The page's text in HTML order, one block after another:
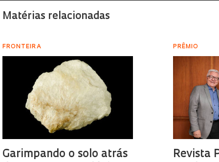
Matérias relacionadas
FRONTEIRA
Garimpando o solo atrás
PRÊMIO
Revista